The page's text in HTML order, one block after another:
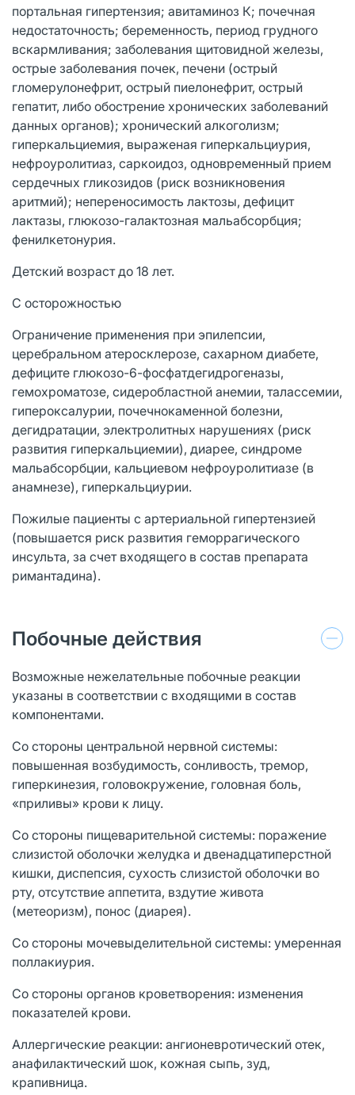
портальная гипертензия; авитаминоз К; почечная
недостаточность; беременность, период грудного
вскармливания; заболевания щитовидной железы,
острые заболевания почек, печени (острый
гломерулонефрит, острый пиелонефрит, острый
гепатит, либо обострение хронических заболеваний
данных органов); хронический алкоголизм;
гиперкальциемия, выраженая гиперкальциурия,
нефроуролитиаз, саркоидоз, одновременный прием
сердечных гликозидов (риск возникновения
аритмий); непереносимость лактозы, дефицит
лактазы, глюкозо-галактозная мальабсорбция;
фенилкетонурия.
Детский возраст до 18 лет.
С осторожностью
Ограничение применения при эпилепсии,
церебральном атеросклерозе, сахарном диабете,
дефиците глюкозо-6-фосфатдегидрогеназы,
гемохроматозе, сидеробластной анемии, талассемии,
гипероксалурии, почечнокаменной болезни,
дегидратации, электролитных нарушениях (риск
развития гиперкальциемии), диарее, синдроме
мальабсорбции, кальциевом нефроуролитиазе (в
анамнезе), гиперкальциурии.
Пожилые пациенты с артериальной гипертензией
(повышается риск развития геморрагического
инсульта, за счет входящего в состав препарата
римантадина).
Побочные действия
Возможные нежелательные побочные реакции
указаны в соответствии с входящими в состав
компонентами.
Со стороны центральной нервной системы:
повышенная возбудимость, сонливость, тремор,
гиперкинезия, головокружение, головная боль,
«приливы» крови к лицу.
Со стороны пищеварительной системы: поражение
слизистой оболочки желудка и двенадцатиперстной
кишки, диспепсия, сухость слизистой оболочки во
рту, отсутствие аппетита, вздутие живота
(метеоризм), понос (диарея).
Со стороны мочевыделительной системы: умеренная
поллакиурия.
Со стороны органов кроветворения: изменения
показателей крови.
Аллергические реакции: ангионевротический отек,
анафилактический шок, кожная сыпь, зуд,
крапивница.